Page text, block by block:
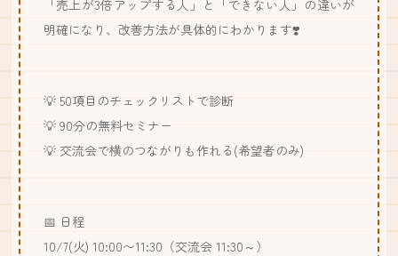
「売上が3倍アップする人」と「できない人」の違いが
明確になり、改善方法が具体的にわかります❣️
💡 50項目のチェックリストで診断
💡 90分の無料セミナー
💡 交流会で横のつながりも作れる(希望者のみ)
📅 日程
10/7(火) 10:00〜11:30（交流会 11:30～）